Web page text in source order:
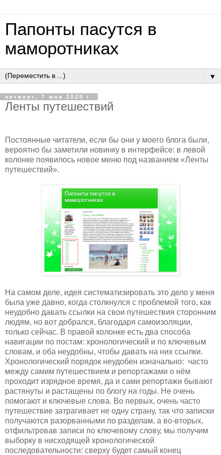
Папонты пасутся в
маморотниках
▼
четверг, 7 мая 2020 г.
Ленты путешествий
Постоянные читатели, если бы они у моего блога были,
вероятно бы заметили новинку в интерфейсе: в левой
колонке появилось новое меню под названием «Ленты
путешествий».
На самом деле, идея систематизировать это дело у меня
была уже давно, когда столкнулся с проблемой того, как
неудобно давать ссылки на свои путешествия сторонним
людям, но вот добрался, благодаря самоизоляции,
только сейчас. В правой колонке есть два способа
навигации по постам: хронологический и по ключевым
словам, и оба неудобны, чтобы давать на них ссылки.
Хронологический порядок неудобен изначально: часто
между самим путешествием и репортажами о нём
проходит изрядное время, да и сами репортажи бывают
растянуты и растащены по блогу на годы. Не очень
помогают и ключевые слова. Во первых, очень часто
путешествие затрагивает не одну страну, так что записки
получаются разорванными по разделам, а во-вторых,
отфильтровав записи по ключевому слову, мы получим
выборку в нисходящей хронологической
последовательности: сверху будет самый конец